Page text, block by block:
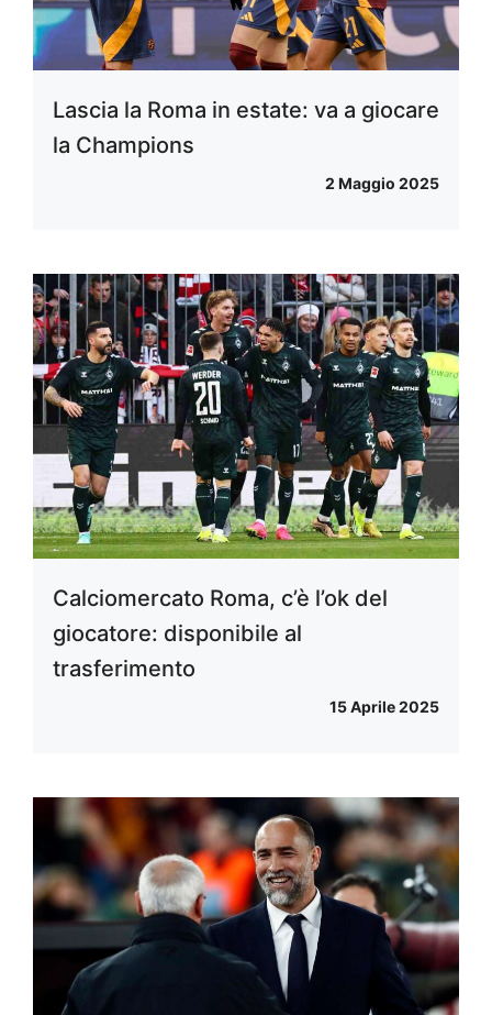
Lascia la Roma in estate: va a giocare
la Champions
2 Maggio 2025
Calciomercato Roma, c’è l’ok del
giocatore: disponibile al
trasferimento
15 Aprile 2025